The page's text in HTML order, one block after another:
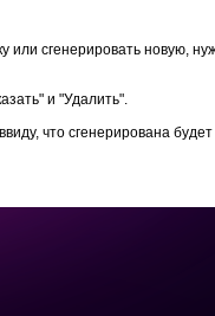
или сгенерировать новую,
и "Удалить".
что сгенерирована